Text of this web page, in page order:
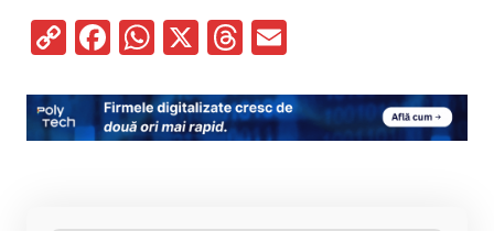
C
py
Li
F
ce
b
W
at
s
X
T
e
a
ail